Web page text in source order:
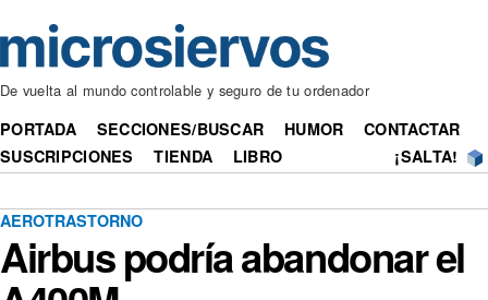
De vuelta al mundo controlable y seguro de tu ordenador
PORTADA SECCIONES/BUSCAR HUMOR
CONTACTAR
SUSCRIPCIONES
TIENDA LIBRO ¡SALTA!
AEROTRASTORNO
Airbus podría abandonar el